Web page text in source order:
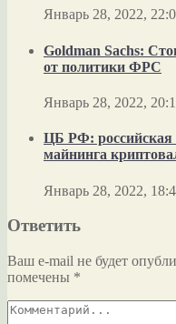
Январь 28, 2022,
Goldman Sachs:
от политики ФРС
Январь 28, 2022,
ЦБ РФ: российская
майнинга
Январь 28, 2022,
Ответить
Ваш e-mail не будет
помечены *